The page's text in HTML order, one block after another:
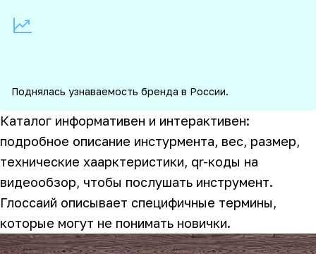
Поднялась узнаваемость бренда в России.
Каталог информативен и интерактивен:
подробное описание инстурмента, вес, размер,
технические хаарктеристики, qr-коды на
видеообзор, чтобы послушать инструмент.
Глоссаий описывает специфичные термины,
которые могут не понимать новички.